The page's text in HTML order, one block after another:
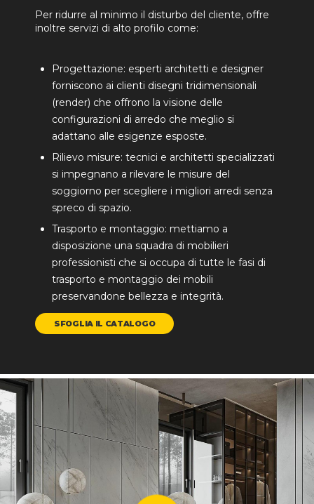
Per ridurre al minimo il disturbo del cliente, offre
inoltre servizi di alto profilo come:
Progettazione: esperti architetti e designer
forniscono ai clienti disegni tridimensionali
(render) che offrono la visione delle
configurazioni di arredo che meglio si
adattano alle esigenze esposte.
Rilievo misure: tecnici e architetti specializzati
si impegnano a rilevare le misure del
soggiorno per scegliere i migliori arredi senza
spreco di spazio.
Trasporto e montaggio: mettiamo a
disposizione una squadra di mobilieri
professionisti che si occupa di tutte le fasi di
trasporto e montaggio dei mobili
preservandone bellezza e integrità.
SFOGLIA IL CATALOGO